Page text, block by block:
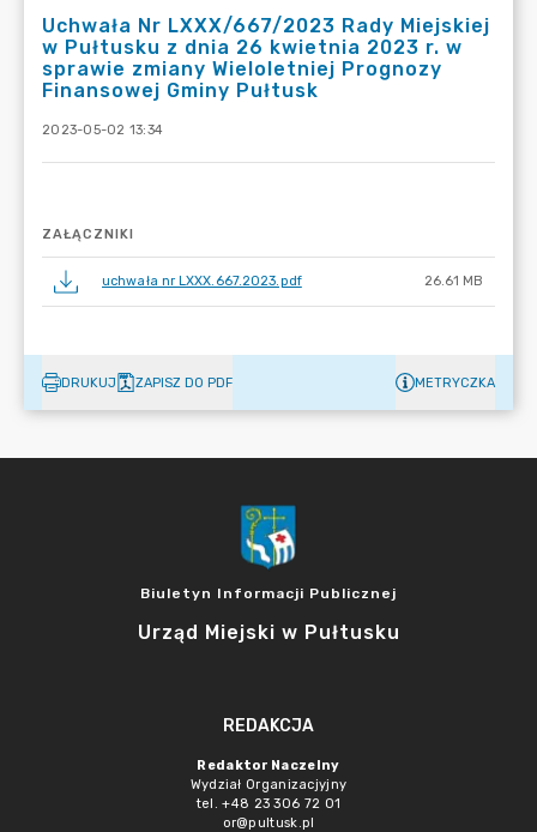
Uchwała Nr LXXX/667/2023 Rady Miejskiej
w Pułtusku z dnia 26 kwietnia 2023 r. w
sprawie zmiany Wieloletniej Prognozy
Finansowej Gminy Pułtusk
2023-05-02 13:34
ZAŁĄCZNIKI
uchwała nr LXXX.667.2023.pdf 26.61 MB
DRUKUJ ZAPISZ DO PDF METRYCZKA
Biuletyn Informacji Publicznej
Urząd Miejski w Pułtusku
REDAKCJA
Redaktor Naczelny
Wydział Organizacjyjny
tel. +48 23 306 72 01
or@pultusk.pl